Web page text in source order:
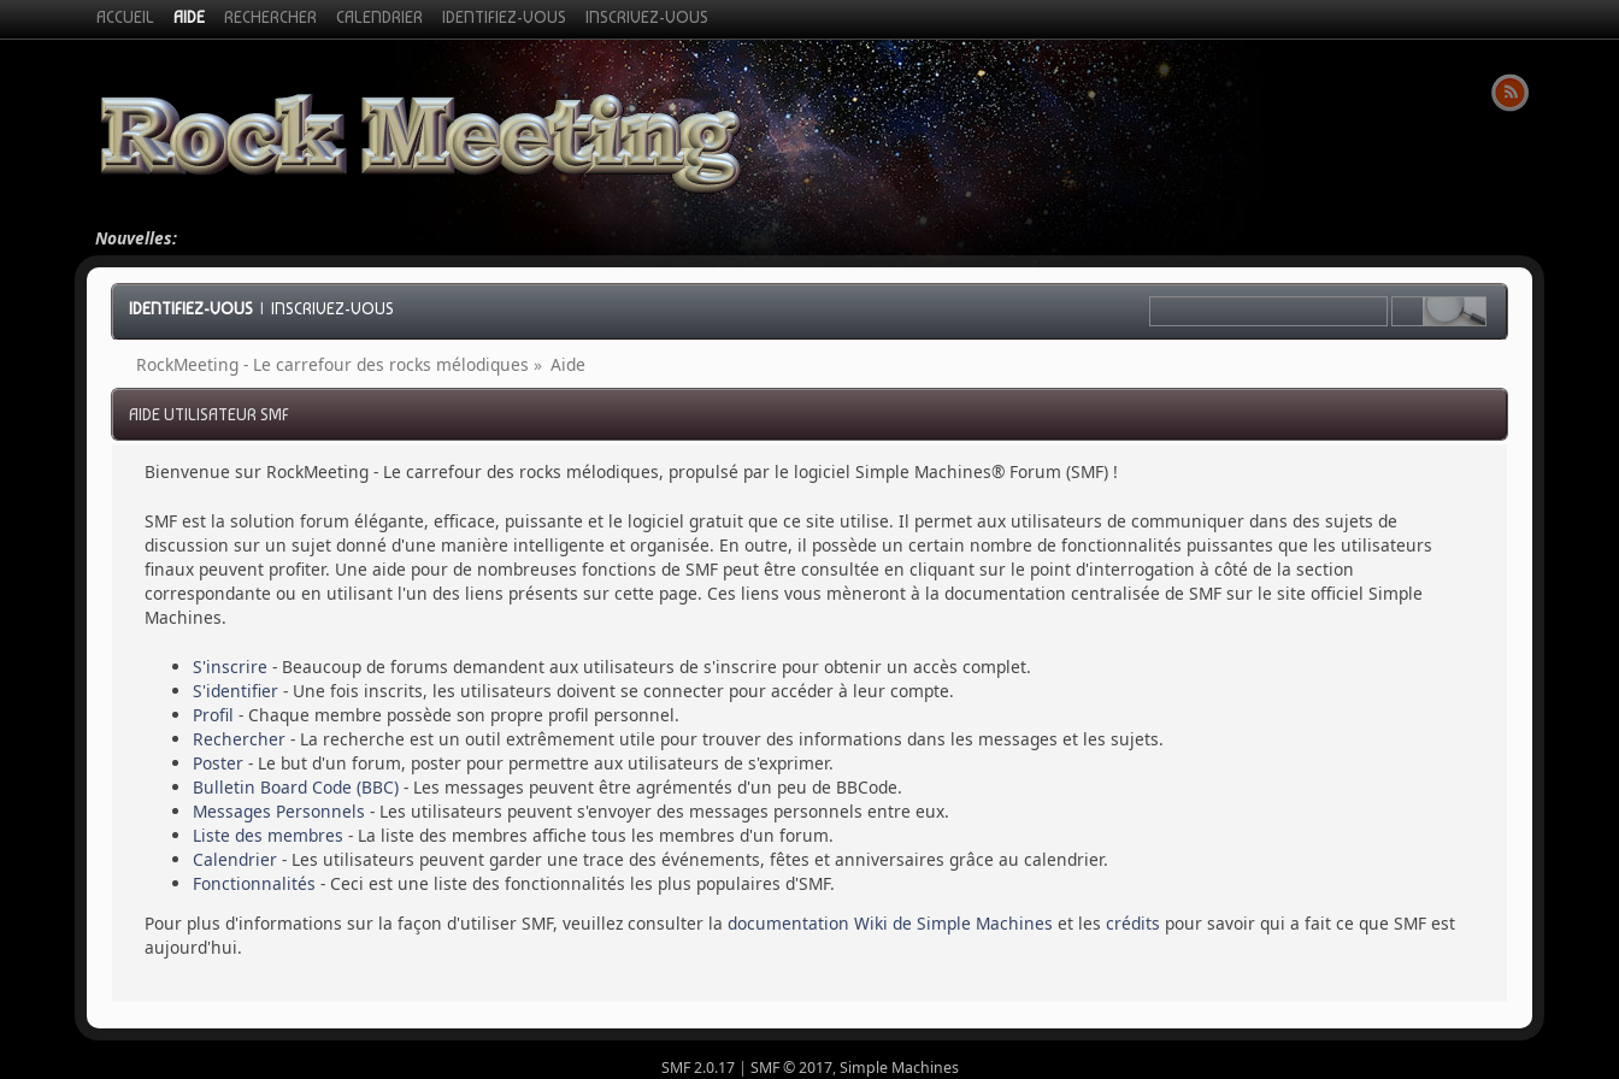
ACCUEIL AIDE RECHERCHER CALENDRIER IDENTIFIEZ-VOUS INSCRIVEZ-VOUS
Nouvelles:
IDENTIFIEZ-VOUS |INSCRIVEZ-VOUS
RockMeeting - Le carrefour des rocks mélodiques » Aide
AIDE UTILISATEUR SMF
Bienvenue sur RockMeeting - Le carrefour des rocks mélodiques, propulsé par le logiciel Simple Machines® Forum (SMF) !
SMF est la solution forum élégante, efficace, puissante et le logiciel gratuit que ce site utilise. Il permet aux utilisateurs de communiquer dans des sujets de
discussion sur un sujet donné d'une manière intelligente et organisée. En outre, il possède un certain nombre de fonctionnalités puissantes que les utilisateurs
finaux peuvent profiter. Une aide pour de nombreuses fonctions de SMF peut être consultée en cliquant sur le point d'interrogation à côté de la section
correspondante ou en utilisant l'un des liens présents sur cette page. Ces liens vous mèneront à la documentation centralisée de SMF sur le site officiel Simple
Machines.
S'inscrire - Beaucoup de forums demandent aux utilisateurs de s'inscrire pour obtenir un accès complet.
S'identifier - Une fois inscrits, les utilisateurs doivent se connecter pour accéder à leur compte.
Profil - Chaque membre possède son propre profil personnel.
Rechercher - La recherche est un outil extrêmement utile pour trouver des informations dans les messages et les sujets.
Poster - Le but d'un forum, poster pour permettre aux utilisateurs de s'exprimer.
Bulletin Board Code (BBC) - Les messages peuvent être agrémentés d'un peu de BBCode.
Messages Personnels - Les utilisateurs peuvent s'envoyer des messages personnels entre eux.
Liste des membres - La liste des membres affiche tous les membres d'un forum.
Calendrier - Les utilisateurs peuvent garder une trace des événements, fêtes et anniversaires grâce au calendrier.
Fonctionnalités - Ceci est une liste des fonctionnalités les plus populaires d'SMF.
Pour plus d'informations sur la façon d'utiliser SMF, veuillez consulter ladocumentation Wiki de Simple Machines et lescrédits pour savoir qui a fait ce que SMF est
aujourd'hui.
SMF 2.0.17| SMF © 2017,Simple Machines